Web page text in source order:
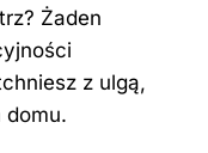
Żaden
z ulgą,
domu.